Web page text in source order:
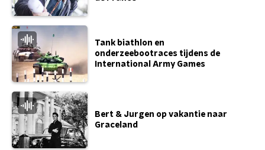
Tank biathlon en
onderzeebootraces tijdens de
International Army Games
Bert & Jurgen op vakantie naar
Graceland